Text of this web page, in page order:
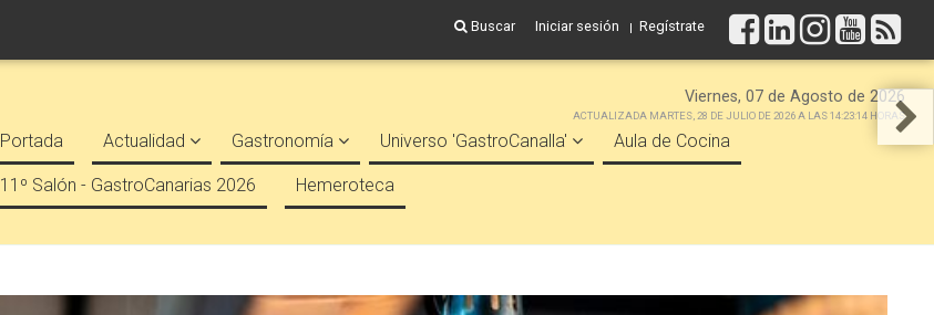
Buscar Iniciar sesión Regístrate
Viernes, 07 de Agosto de 2026
ACTUALIZADA MARTES, 28 DE JULIO DE 2026 A LAS 14:23:14 HORAS
Portada Actualidad Gastronomía Universo 'GastroCanalla' Aula de Cocina
11º Salón - GastroCanarias 2026 Hemeroteca